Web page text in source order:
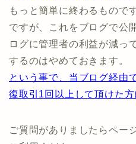
もっと簡単に終わるものです
ですが、これをブログで公
ログに管理者の利益が減っ
するのはやめておきます。
という事で、当ブログ経由
復取引1回以上して頂けた方
ご質問がありましたらペー